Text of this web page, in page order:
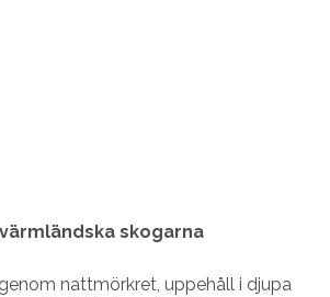
skogarna
nattmörkret, uppehåll i djupa